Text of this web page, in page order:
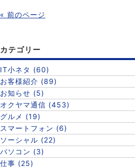
« 前のページ
カテゴリー
IT小ネタ (60)
お客様紹介 (89)
お知らせ (5)
オクヤマ通信 (453)
グルメ (19)
スマートフォン (6)
ソーシャル (22)
パソコン (3)
仕事 (25)